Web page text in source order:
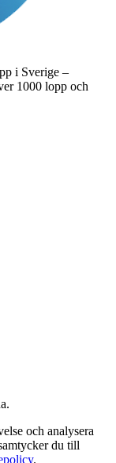
i Sverige –
1000 lopp och
och analysera
du till
.